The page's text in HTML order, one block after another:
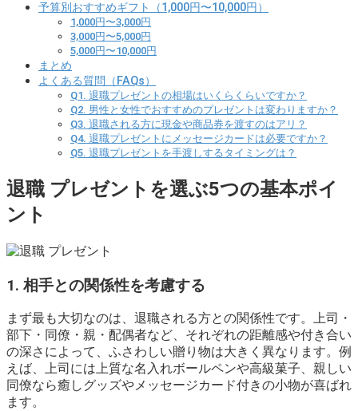
予算別おすすめギフト（1,000円〜10,000円）
1,000円〜3,000円
3,000円〜5,000円
5,000円〜10,000円
まとめ
よくある質問（FAQs）
Q1. 退職プレゼントの相場はいくらくらいですか？
Q2. 男性と女性でおすすめのプレゼントは変わりますか？
Q3. 退職される方に現金や商品券を渡すのはアリ？
Q4. 退職プレゼントにメッセージカードは必要ですか？
Q5. 退職プレゼントを手渡しするタイミングは？
退職 プレゼントを選ぶ5つの基本ポイ
ント
1. 相手との関係性を考慮する
まず最も大切なのは、退職される方との関係性です。上司・
部下・同僚・親・配偶者など、それぞれの距離感や付き合い
の深さによって、ふさわしい贈り物は大きく異なります。例
えば、上司には上質な名入れボールペンや高級菓子、親しい
同僚なら癒しグッズやメッセージカード付きの小物が喜ばれ
ます。